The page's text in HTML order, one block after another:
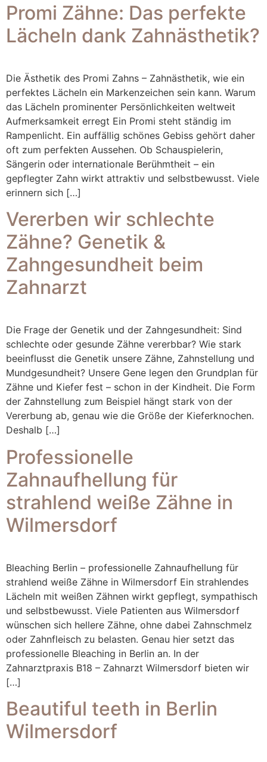
Promi Zähne: Das perfekte
Lächeln dank Zahnästhetik?
Die Ästhetik des Promi Zahns – Zahnästhetik, wie ein
perfektes Lächeln ein Markenzeichen sein kann. Warum
das Lächeln prominenter Persönlichkeiten weltweit
Aufmerksamkeit erregt Ein Promi steht ständig im
Rampenlicht. Ein auffällig schönes Gebiss gehört daher
oft zum perfekten Aussehen. Ob Schauspielerin,
Sängerin oder internationale Berühmtheit – ein
gepflegter Zahn wirkt attraktiv und selbstbewusst. Viele
erinnern sich […]
Vererben wir schlechte
Zähne? Genetik &
Zahngesundheit beim
Zahnarzt
Die Frage der Genetik und der Zahngesundheit: Sind
schlechte oder gesunde Zähne vererbbar? Wie stark
beeinflusst die Genetik unsere Zähne, Zahnstellung und
Mundgesundheit? Unsere Gene legen den Grundplan für
Zähne und Kiefer fest – schon in der Kindheit. Die Form
der Zahnstellung zum Beispiel hängt stark von der
Vererbung ab, genau wie die Größe der Kieferknochen.
Deshalb […]
Professionelle
Zahnaufhellung für
strahlend weiße Zähne in
Wilmersdorf
Bleaching Berlin – professionelle Zahnaufhellung für
strahlend weiße Zähne in Wilmersdorf Ein strahlendes
Lächeln mit weißen Zähnen wirkt gepflegt, sympathisch
und selbstbewusst. Viele Patienten aus Wilmersdorf
wünschen sich hellere Zähne, ohne dabei Zahnschmelz
oder Zahnfleisch zu belasten. Genau hier setzt das
professionelle Bleaching in Berlin an. In der
Zahnarztpraxis B18 – Zahnarzt Wilmersdorf bieten wir
[…]
Beautiful teeth in Berlin
Wilmersdorf